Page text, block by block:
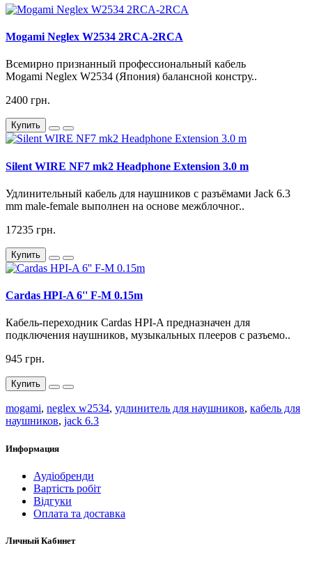
Mogami Neglex W2534 2RCA-2RCA
Всемирно признанный профессиональный кабель
Mogami Neglex W2534 (Япония) балансной констру..
2400 грн.
Купить
Silent WIRE NF7 mk2 Headphone Extension 3.0 m
Удлинительный кабель для наушников с разъёмами Jack 6.3
mm male-female выполнен на основе межблочног..
17235 грн.
Купить
Cardas HPI-A 6'' F-M 0.15m
Кабель-переходник Cardas HPI-A предназначен для
подключения наушников, музыкальных плееров с разъемо..
945 грн.
Купить
mogami, neglex w2534, удлинитель для наушников, кабель для
наушников, jack 6.3
Информация
Аудіобренди
Вартість робіт
Відгуки
Оплата та доставка
Личный Кабинет